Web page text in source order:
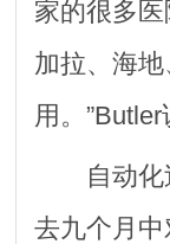
家的很多
加拉、海
用。
自动化过
去九个月